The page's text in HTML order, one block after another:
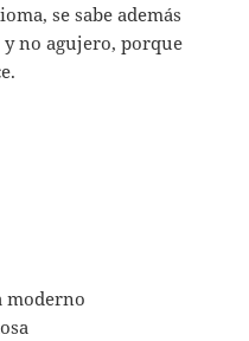
se sabe además
no agujero, porque
moderno